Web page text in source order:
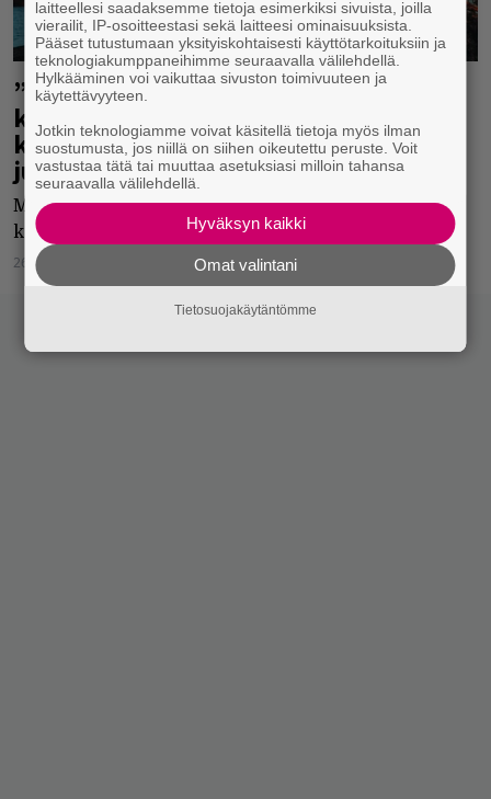
”Myönnän häkeltyneeni kun ensi
kertaa näin rakenteilla olleen
kevätkiertueen laajuuden” – Diablo
julkisti uuden levyn ja kiertueen
Metalliyhtyeen edellisestä kokopitkästä on ehtinyt
kulua yli kuusi vuotta.
26.11.2021
laitteellesi saadaksemme tietoja esimerkiksi sivuista, joilla
vierailit, IP-osoitteestasi sekä laitteesi ominaisuuksista.
Pääset tutustumaan yksityiskohtaisesti käyttötarkoituksiin ja
teknologiakumppaneihimme seuraavalla välilehdellä.
Hylkääminen voi vaikuttaa sivuston toimivuuteen ja
käytettävyyteen.
Jotkin teknologiamme voivat käsitellä tietoja myös ilman
suostumusta, jos niillä on siihen oikeutettu peruste. Voit
vastustaa tätä tai muuttaa asetuksiasi milloin tahansa
seuraavalla välilehdellä.
Hyväksyn kaikki
Omat valintani
Tietosuojakäytäntömme